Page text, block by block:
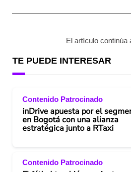
El artículo continúa
TE PUEDE INTERESAR
Contenido Patrocinado
inDrive apuesta por el
en Bogotá con una alianza
estratégica junto a RTaxi
Contenido Patrocinado